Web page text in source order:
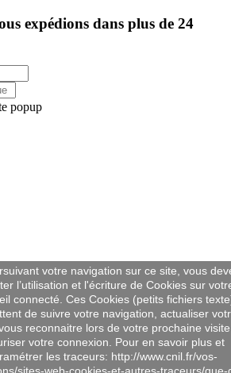
votre navigation sur ce site, vous
l’utilisation et l'écriture de Cookies sur
connecté. Ces Cookies (petits fichiers
de suivre votre navigation, actualiser
reconnaitre lors de votre prochaine
votre connexion. Pour en savoir plus et
les traceurs: http://www.cnil.fr/vos-
expédions dans plus de 24
popup